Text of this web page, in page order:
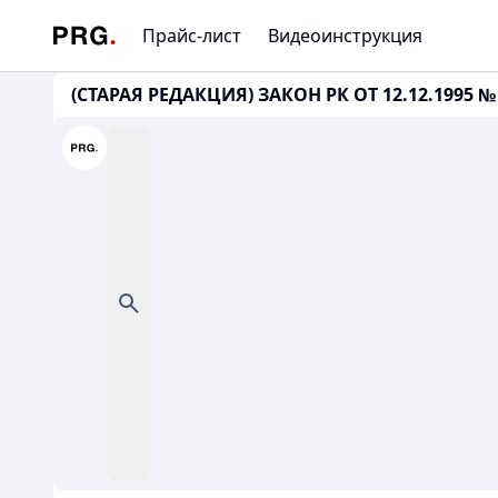
Прайс-лист Видеоинструкция
(СТАРАЯ РЕДАКЦИЯ) ЗАКОН РК ОТ 12.12.1995 №